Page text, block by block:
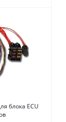
блока ECU